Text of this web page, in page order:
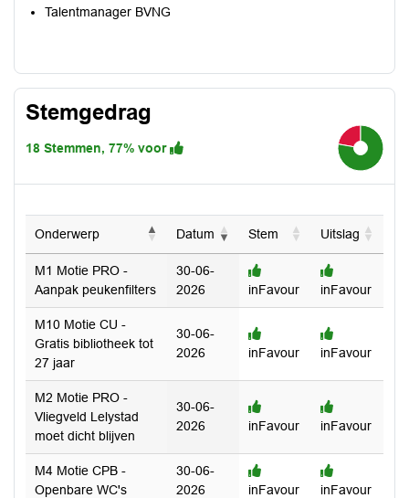
Talentmanager BVNG
Stemgedrag
18 Stemmen, 77% voor
77.8%
Onderwerp Datum Stem Uitslag
M1 Motie PRO -
Aanpak peukenfilters
30-06-
2026
inFavour inFavour
M10 Motie CU -
Gratis bibliotheek tot
27 jaar
30-06-
2026
inFavour inFavour
M2 Motie PRO -
Vliegveld Lelystad
moet dicht blijven
30-06-
2026
inFavour inFavour
M4 Motie CPB -
Openbare WC's
30-06-
2026
inFavour inFavour